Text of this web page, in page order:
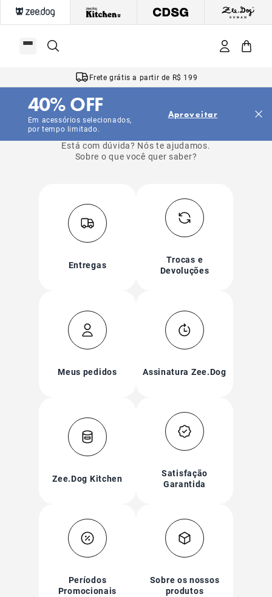
Frete grátis a partir de R$ 199
Em acessórios selecionados,
por tempo limitado.
40% OFF Aproveitar
Perguntas Frequentes
Está com dúvida? Nós te ajudamos.
Sobre o que você quer saber?
Entregas
Trocas e
Devoluções
Meus pedidos Assinatura Zee.Dog
Zee.Dog Kitchen
Satisfação
Garantida
Períodos
Promocionais
Sobre os nossos
produtos